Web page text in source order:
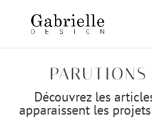
PARUTIONS
Découvrez les
apparaissent les